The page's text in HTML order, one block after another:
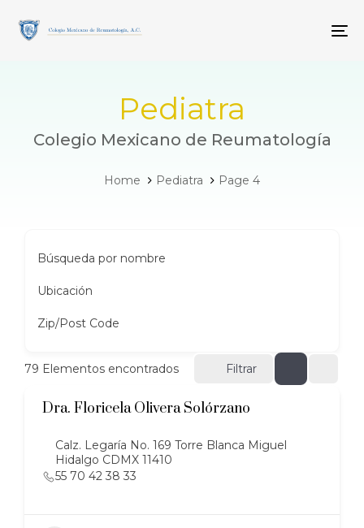
links
primary
Pediatra
Colegio Mexicano de Reumatología
Home Pediatra Page 4
Búsqueda por nombre
Ubicación
Zip/Post Code
79 Elementos encontrados Filtrar
Dra. Floricela Olivera Solórzano
Calz. Legaría No. 169 Torre Blanca Miguel
Hidalgo CDMX 11410
55 70 42 38 33